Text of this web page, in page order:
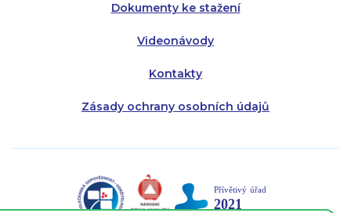
Dokumenty ke stažení
Videonávody
Kontakty
Zásady ochrany osobních údajů